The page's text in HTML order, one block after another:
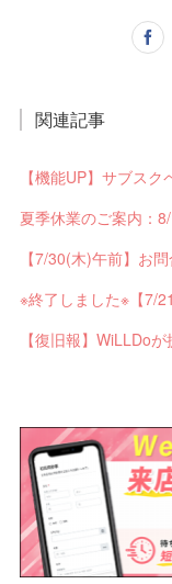
関連記事